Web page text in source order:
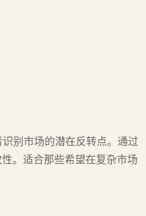
别市场的潜在反转点。通过
。适合那些希望在复杂市场